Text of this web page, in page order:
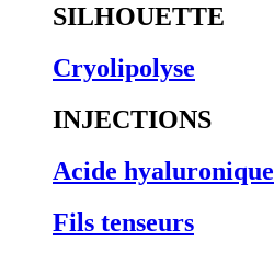
SILHOUETTE
Cryolipolyse
INJECTIONS
Acide hyaluronique
Fils tenseurs